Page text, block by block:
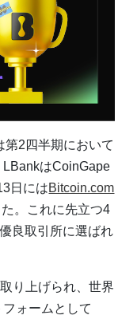
第2四半期において
はCoinGape
日にはBitcoin.com
。これに先立つ4
良取引所に選ばれ
り上げられ、世界
ォームとして